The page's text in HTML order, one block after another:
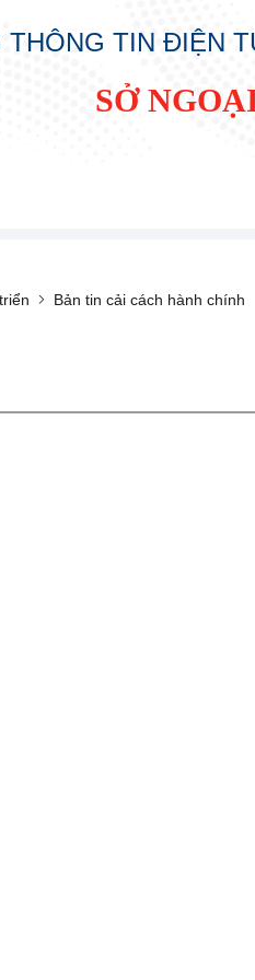
THÔNG TIN ĐIỆN
SỞ
Bản tin cải cách hành chính